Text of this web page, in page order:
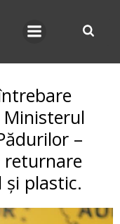
–
returnare
plastic.